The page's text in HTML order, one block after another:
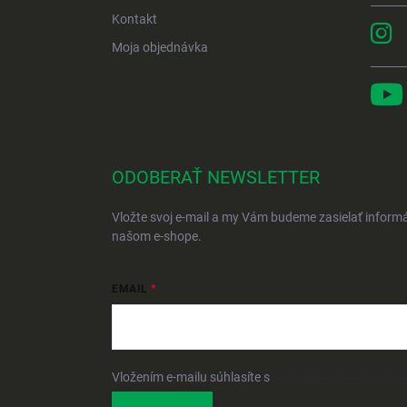
Kontakt
Moja objednávka
ODOBERAŤ NEWSLETTER
Vložte svoj e-mail a my Vám budeme zasielať
našom e-shope.
EMAIL
Vložením e-mailu súhlasíte s